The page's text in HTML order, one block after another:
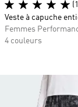
Veste à capuche
Femmes
4 couleurs